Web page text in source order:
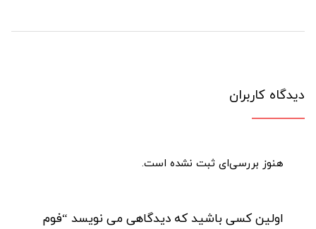
دیدگاه کاربران
هنوز بررسی‌ای ثبت نشده است.
اولین کسی باشید که دیدگاهی می نویسد “فوم